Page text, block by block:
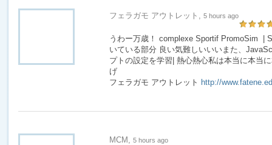
フェラガモ アウトレット, 5 hours ago
うわー万歳！ complexe Sportif PromoSim |
いている部分 良い気難しいいいまた、
プトの設定を学習| 熱心熱心私は本当に本当
げ
フェラガモ アウトレット http://
MCM, 5 hours ago